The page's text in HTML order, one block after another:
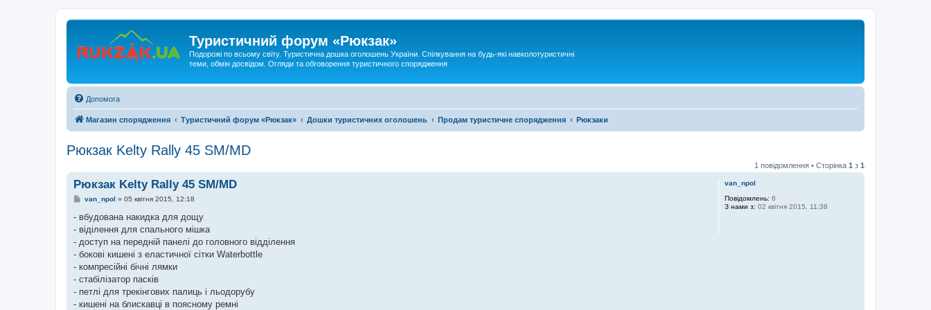
Туристичний форум «Рюкзак»
Подорожі по всьому світу. Туристична дошка оголошень України. Спілкування на будь-які навколотуристичні
теми, обмін досвідом. Огляди та обговорення туристичного спорядження
Допомога
Магазин спорядження Туристичний форум «Рюкзак» Дошки туристичних оголошень Продам туристичне спорядження Рюкзаки
Рюкзак Kelty Rally 45 SM/MD
1 повідомлення • Сторінка 1 з 1
van_npol
Повідомлень: 6
З нами з: 02 квітня 2015, 11:38
Рюкзак Kelty Rally 45 SM/MD
П
в
д
о
м
л
е
н
я
van_npol » 05 квітня 2015, 12:18
- вбудована накидка для дощу
- віділення для спального мішка
- доступ на передній панелі до головного відділення
- бокові кишені з еластичної сітки Waterbottle
- компресійні бічні лямки
- стабілізатор пасків
- петлі для трекінгових палиць і льодорубу
- кишені на блискавці в поясному ремні